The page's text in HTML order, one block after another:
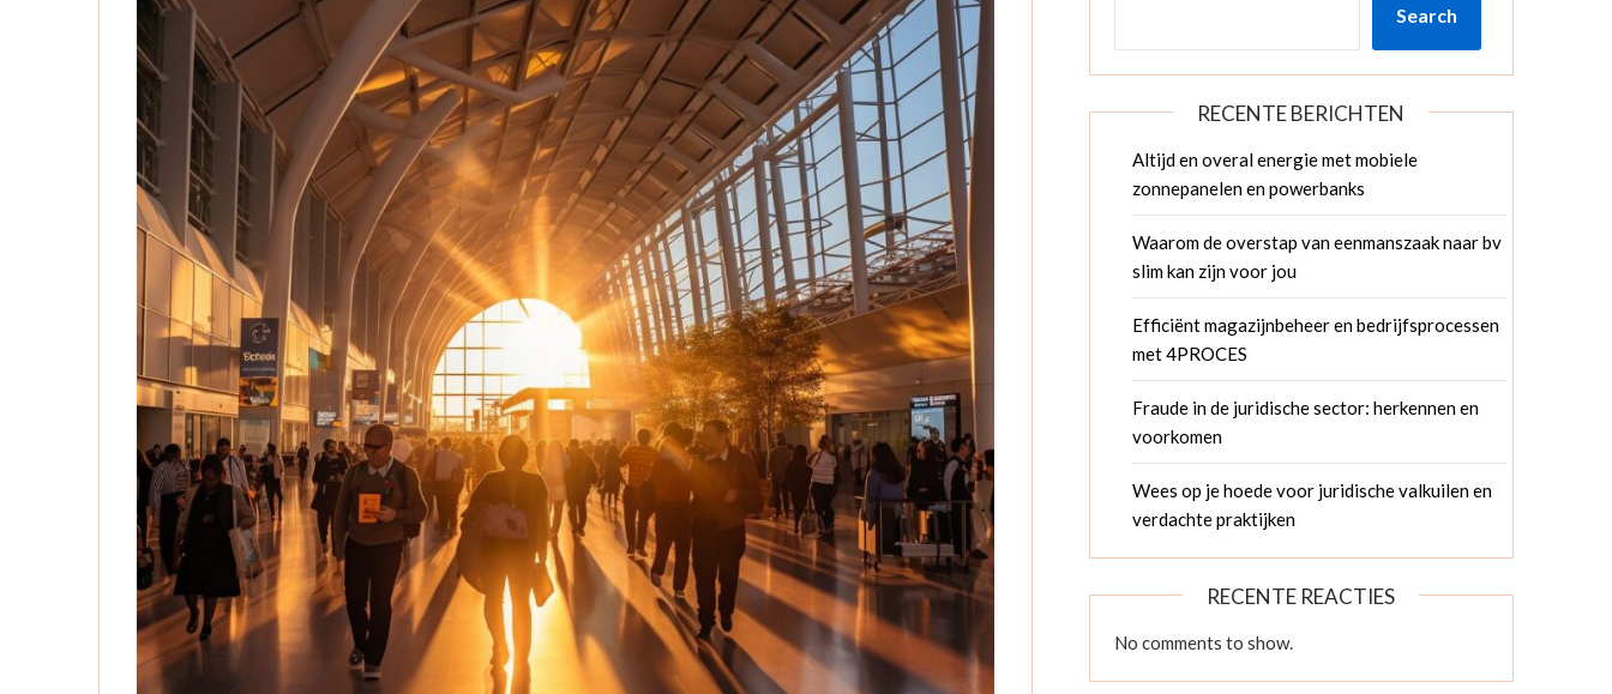
Search
RECENTE BERICHTEN
Altijd en overal energie met mobiele
zonnepanelen en powerbanks
Waarom de overstap van eenmanszaak naar bv
slim kan zijn voor jou
Efficiënt magazijnbeheer en bedrijfsprocessen
met 4PROCES
Fraude in de juridische sector: herkennen en
voorkomen
Wees op je hoede voor juridische valkuilen en
verdachte praktijken
RECENTE REACTIES
No comments to show.